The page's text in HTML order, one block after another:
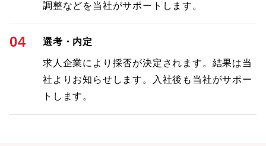
調整などを当社がサポートします。
04 選考・内定
求人企業により採否が決定されます。結果は当
社よりお知らせします。入社後も当社がサポー
トします。